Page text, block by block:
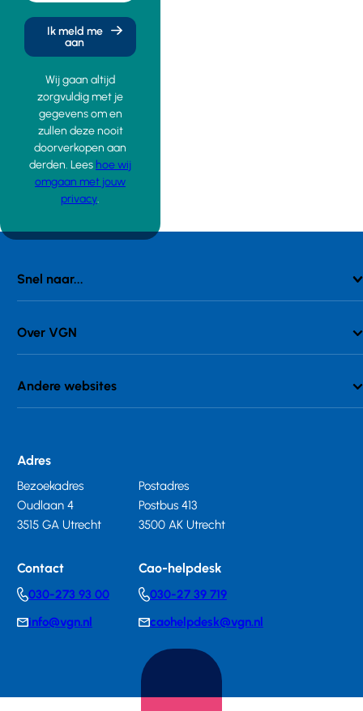
Ik meld me
aan
Wij gaan altijd
zorgvuldig met je
gegevens om en
zullen deze nooit
doorverkopen aan
derden. Lees hoe wij
omgaan met jouw
privacy.
Snel naar...
Over VGN
Andere websites
Adres
Bezoekadres
Oudlaan 4
3515 GA Utrecht
Postadres
Postbus 413
3500 AK Utrecht
Contact
Telephonenumber
030-273 93 00
E-info@vgn.nl
Cao-helpdesk
Telephonenumber
030-27 39 719
E-caohelpdesk@vgn.nl